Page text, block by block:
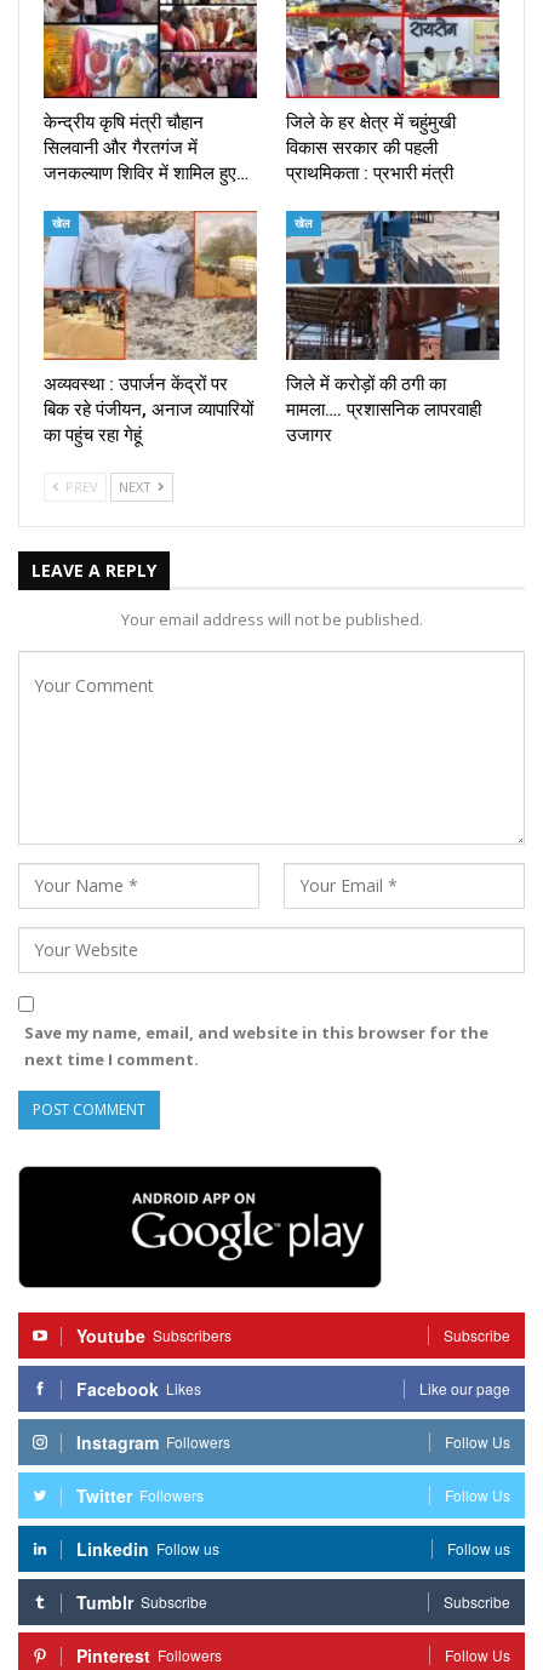
केन्द्रीय कृषि मंत्री चौहान
सिलवानी और गैरतगंज में
जनकल्याण शिविर में शामिल हुए…
जिले के हर क्षेत्र में चहुंमुखी
विकास सरकार की पहली
प्राथमिकता : प्रभारी मंत्री
खेल
अव्यवस्था : उपार्जन केंद्रों पर
बिक रहे पंजीयन, अनाज व्यापारियों
का पहुंच रहा गेहूं
खेल
जिले में करोड़ों की ठगी का
मामला…. प्रशासनिक लापरवाही
उजागर
PREV NEXT
LEAVE A REPLY
Your email address will not be published.
Save my name, email, and website in this browser for the
next time I comment.
Youtube Subscribers Subscribe
Facebook Likes Like our page
Instagram Followers Follow Us
Twitter Followers Follow Us
Linkedin Follow us Follow us
Tumblr Subscribe Subscribe
Pinterest Followers Follow Us